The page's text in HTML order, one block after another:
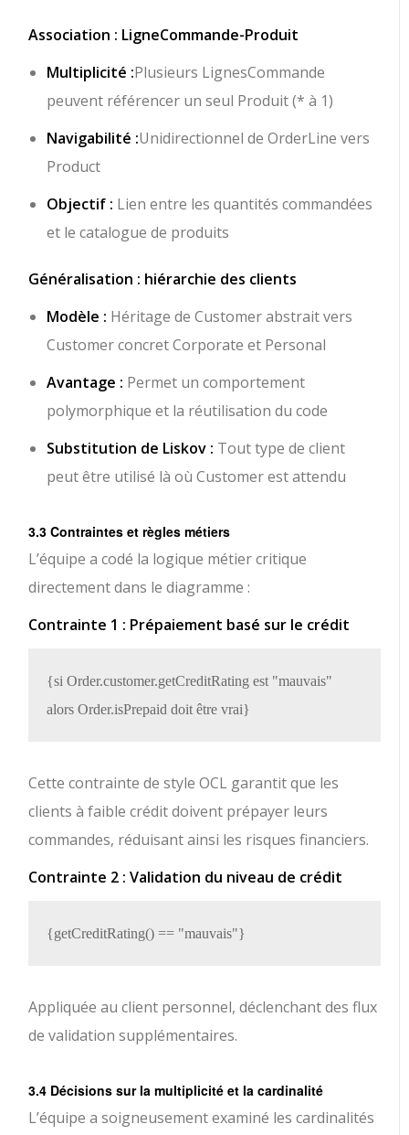
Association : LigneCommande-Produit
Multiplicité :Plusieurs LignesCommande
peuvent référencer un seul Produit (* à 1)
Navigabilité :Unidirectionnel de OrderLine vers
Product
Objectif : Lien entre les quantités commandées
et le catalogue de produits
Généralisation : hiérarchie des clients
Modèle : Héritage de Customer abstrait vers
Customer concret Corporate et Personal
Avantage : Permet un comportement
polymorphique et la réutilisation du code
Substitution de Liskov : Tout type de client
peut être utilisé là où Customer est attendu
3.3 Contraintes et règles métiers
L’équipe a codé la logique métier critique
directement dans le diagramme :
Contrainte 1 : Prépaiement basé sur le crédit
{si Order.customer.getCreditRating est "mauvais"
Cette contrainte de style OCL garantit que les
clients à faible crédit doivent prépayer leurs
commandes, réduisant ainsi les risques financiers.
Contrainte 2 : Validation du niveau de crédit
Appliquée au client personnel, déclenchant des flux
de validation supplémentaires.
3.4 Décisions sur la multiplicité et la cardinalité
L’équipe a soigneusement examiné les cardinalités